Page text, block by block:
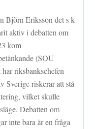
Björn Eriksson det s k
aktiv i debatten om
kom
(SOU
riksbankschefen
Sverige riskerar att stå
vilket skulle
Debatten om
inte bara är en fråga